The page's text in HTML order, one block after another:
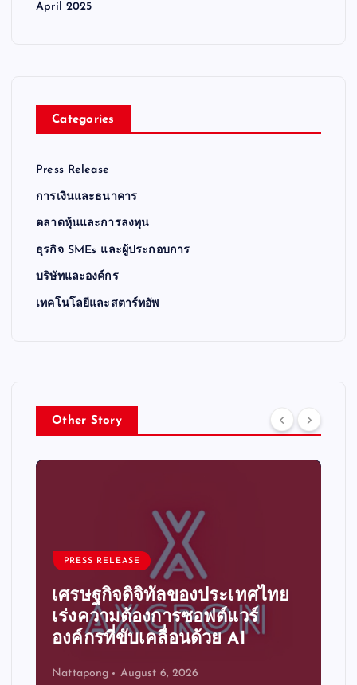
April 2025
Categories
Press Release
การเงินและธนาคาร
ตลาดหุ้นและการลงทุน
ธุรกิจ SMEs และผู้ประกอบการ
บริษัทและองค์กร
เทคโนโลยีและสตาร์ทอัพ
Other Story
PRESS RELEASE
เศรษฐกิจดิจิทัลของประเทศไทย
เร่งความต้องการซอฟต์แวร์
องค์กรที่ขับเคลื่อนด้วย AI
Nattapong August 6, 2026